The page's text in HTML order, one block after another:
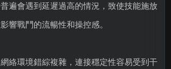
遍會遇到延遲過高的情況，致使技能施放
響戰鬥的流暢性和操控感。
絡環境錯綜複雜，連接穩定性容易受到干